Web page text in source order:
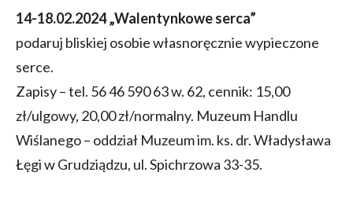
14-18.02.2024 „Walentynkowe serca”
podaruj bliskiej osobie własnoręcznie wypieczone
serce.
Zapisy – tel. 56 46 590 63 w. 62, cennik: 15,00
zł/ulgowy, 20,00 zł/normalny. Muzeum Handlu
Wiślanego – oddział Muzeum im. ks. dr. Władysława
Łęgi w Grudziądzu, ul. Spichrzowa 33-35.